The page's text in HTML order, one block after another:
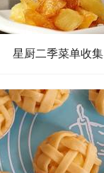
星厨二季菜单收集